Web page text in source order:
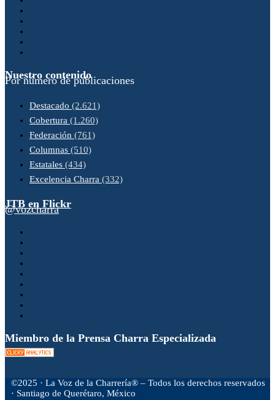
Nuestro contenido
Por número de publicaciones
Destacado (2.621)
Cobertura (1.260)
Federación (761)
Columnas (510)
Estatales (434)
Excelencia Charra (332)
JTB en Flickr
@vozcharra
Miembro de la Prensa Charra Especializada
©2025 · La Voz de la Charrería® – Todos los derechos reservados
· Santiago de Querétaro, México